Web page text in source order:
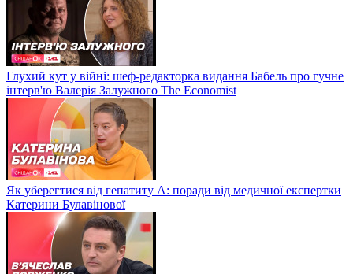
Глухий кут у війні: шеф-редакторка видання Бабель про гучне
інтерв'ю Валерія Залужного The Economist
Як уберегтися від гепатиту А: поради від медичної експертки
Катерини Булавінової